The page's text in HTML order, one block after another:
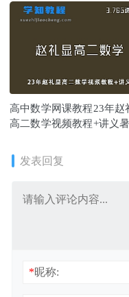
高中数学网课教程23年赵
高二数学视频教程+讲义
发表回复
*昵称: